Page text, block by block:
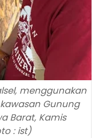
menggunakan
Gunung
Barat, Kamis
: ist)